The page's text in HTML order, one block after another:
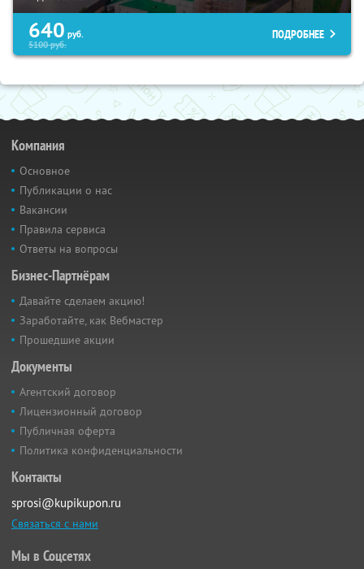
640 руб.
5100руб.
ПОДРОБНЕЕ
Компания
Основное
Публикации о нас
Вакансии
Правила сервиса
Ответы на вопросы
Бизнес-Партнёрам
Давайте сделаем акцию!
Заработайте, как Вебмастер
Прошедшие акции
Документы
Агентский договор
Лицензионный договор
Публичная оферта
Политика конфиденциальности
Контакты
sprosi@kupikupon.ru
Связаться с нами
Мы в Соцсетях